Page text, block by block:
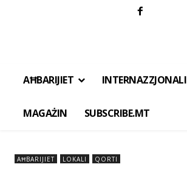
AĦBARIJIET INTERNAZZJONALI
MAGAŻIN SUBSCRIBE.MT
AĦBARIJIET LOKALI QORTI